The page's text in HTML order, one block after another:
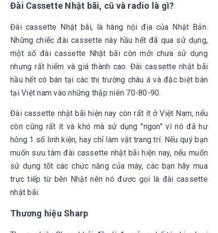
Đài Cassette Nhật bãi, cũ và radio là gì?
Đài cassette Nhật bãi, là hàng nội địa của Nhật Bản.
Những chiếc đài cassette này hầu hết đã qua sử dụng,
một số đài cassette Nhật bãi còn mới chưa sử dụng
nhưng rất hiếm và giá thành cao. Đài cassette nhật bãi
hầu hết có bán tại các thị trường châu á và đặc biệt bán
tại Việt nam vào những thập niên 70-80-90.
Đài cassette nhật bãi hiện nay còn rất ít ở Việt Nam, nếu
còn cũng rất ít và khó mà sử dụng "ngon" vì nó đã hư
hỏng 1 số linh kiện, hay chỉ làm vật trang trí. Nếu quý bạn
muốn sưu tàm đài cassette nhật bãi hiện nay, nếu muốn
sử dụng tốt các chức năng của máy, các bạn hãy mua
trực tiếp từ bên Nhật nên nó được gọi là đài cassette
nhật bãi.
Thương hiệu Sharp